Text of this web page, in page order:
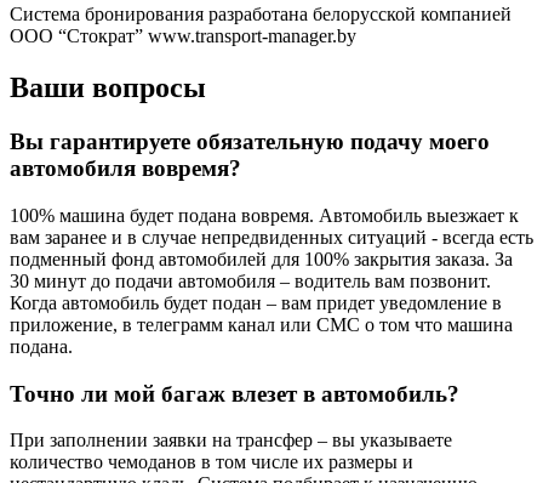
Система бронирования разработана белорусской компанией
ООО “Стократ” www.transport-manager.by
Ваши вопросы
Вы гарантируете обязательную подачу моего
автомобиля вовремя?
100% машина будет подана вовремя. Автомобиль выезжает к
вам заранее и в случае непредвиденных ситуаций - всегда есть
подменный фонд автомобилей для 100% закрытия заказа. За
30 минут до подачи автомобиля – водитель вам позвонит.
Когда автомобиль будет подан – вам придет уведомление в
приложение, в телеграмм канал или СМС о том что машина
подана.
Точно ли мой багаж влезет в автомобиль?
При заполнении заявки на трансфер – вы указываете
количество чемоданов в том числе их размеры и